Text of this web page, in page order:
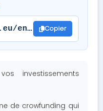
en/join-Copier
investissements
de crowfunding qui